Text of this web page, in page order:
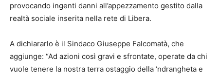
provocando ingenti danni all’appezzamento gestito dalla
realtà sociale inserita nella rete di Libera.
A dichiararlo è il Sindaco Giuseppe Falcomatà, che
aggiunge: “Ad azioni così gravi e sfrontate, operate da chi
vuole tenere la nostra terra ostaggio della ‘ndrangheta e